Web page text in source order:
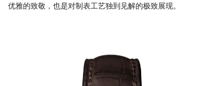
优雅的致敬，也是对制表工艺独到见解的极致展现。